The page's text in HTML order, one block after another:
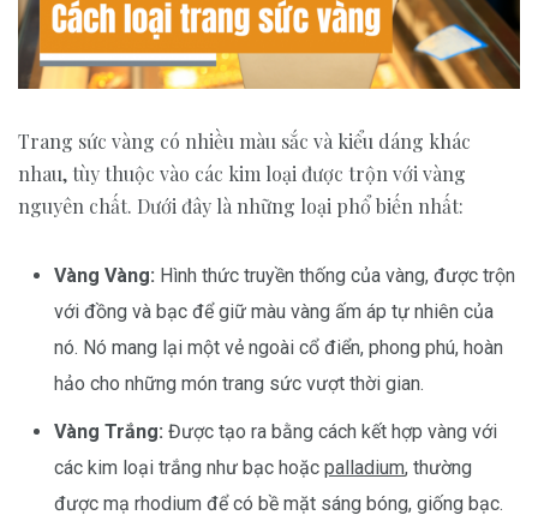
Trang sức vàng có nhiều màu sắc và kiểu dáng khác
nhau, tùy thuộc vào các kim loại được trộn với vàng
nguyên chất. Dưới đây là những loại phổ biến nhất:
Vàng Vàng: Hình thức truyền thống của vàng, được trộn
với đồng và bạc để giữ màu vàng ấm áp tự nhiên của
nó. Nó mang lại một vẻ ngoài cổ điển, phong phú, hoàn
hảo cho những món trang sức vượt thời gian.
Vàng Trắng: Được tạo ra bằng cách kết hợp vàng với
các kim loại trắng như bạc hoặc palladium, thường
được mạ rhodium để có bề mặt sáng bóng, giống bạc.